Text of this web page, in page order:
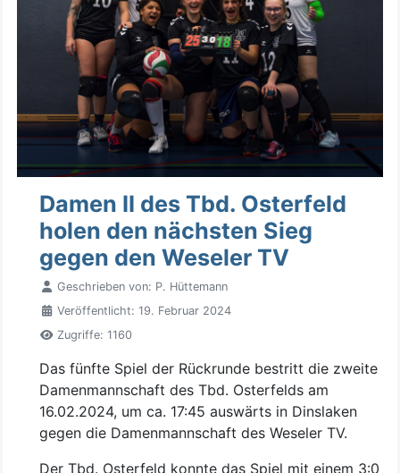
Damen II des Tbd. Osterfeld
holen den nächsten Sieg
gegen den Weseler TV
Geschrieben von: P. Hüttemann
Veröffentlicht: 19. Februar 2024
Zugriffe: 1160
Das fünfte Spiel der Rückrunde bestritt die zweite
Damenmannschaft des Tbd. Osterfelds am
16.02.2024, um ca. 17:45 auswärts in Dinslaken
gegen die Damenmannschaft des Weseler TV.
Der Tbd. Osterfeld konnte das Spiel mit einem 3:0